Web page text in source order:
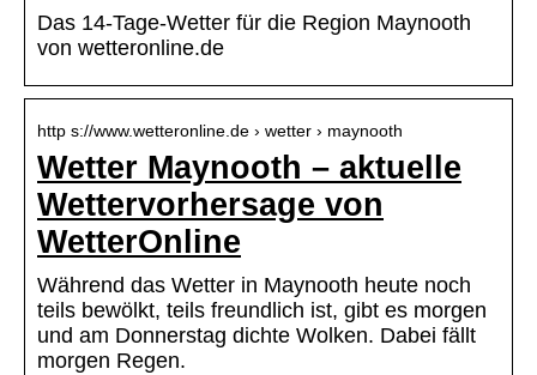
Das 14-Tage-Wetter für die Region Maynooth
von wetteronline.de
http s://www.wetteronline.de › wetter › maynooth
Wetter Maynooth – aktuelle
Wettervorhersage von
WetterOnline
Während das Wetter in Maynooth heute noch
teils bewölkt, teils freundlich ist, gibt es morgen
und am Donnerstag dichte Wolken. Dabei fällt
morgen Regen.